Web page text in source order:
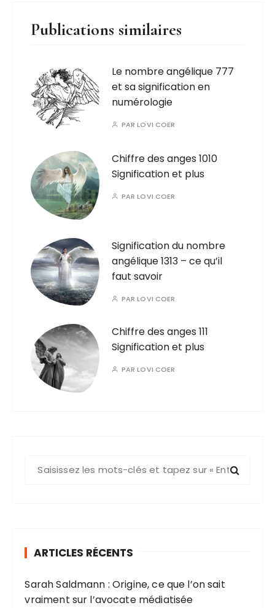
Publications similaires
Le nombre angélique 777
et sa signification en
numérologie
PARLOVI COER
Chiffre des anges 1010
Signification et plus
PARLOVI COER
Signification du nombre
angélique 1313 – ce qu’il
faut savoir
PARLOVI COER
Chiffre des anges 111
Signification et plus
PARLOVI COER
e
p
ARTICLES RÉCENTS
Sarah Saldmann : Origine, ce que l’on sait
vraiment sur l’avocate médiatisée